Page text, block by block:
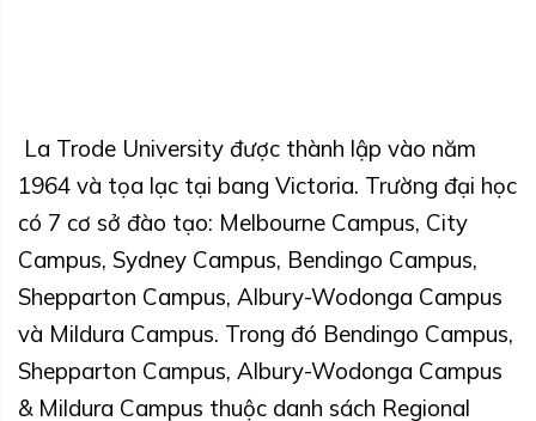
La Trode University được thành lập vào năm
1964 và tọa lạc tại bang Victoria. Trường đại học
có 7 cơ sở đào tạo: Melbourne Campus, City
Campus, Sydney Campus, Bendingo Campus,
Shepparton Campus, Albury-Wodonga Campus
và Mildura Campus. Trong đó Bendingo Campus,
Shepparton Campus, Albury-Wodonga Campus
& Mildura Campus thuộc danh sách Regional